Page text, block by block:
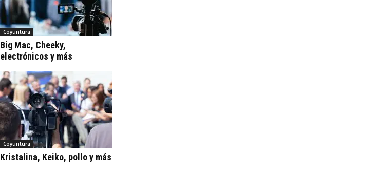
Coyuntura
Big Mac, Cheeky,
electrónicos y más
Coyuntura
Kristalina, Keiko, pollo y más